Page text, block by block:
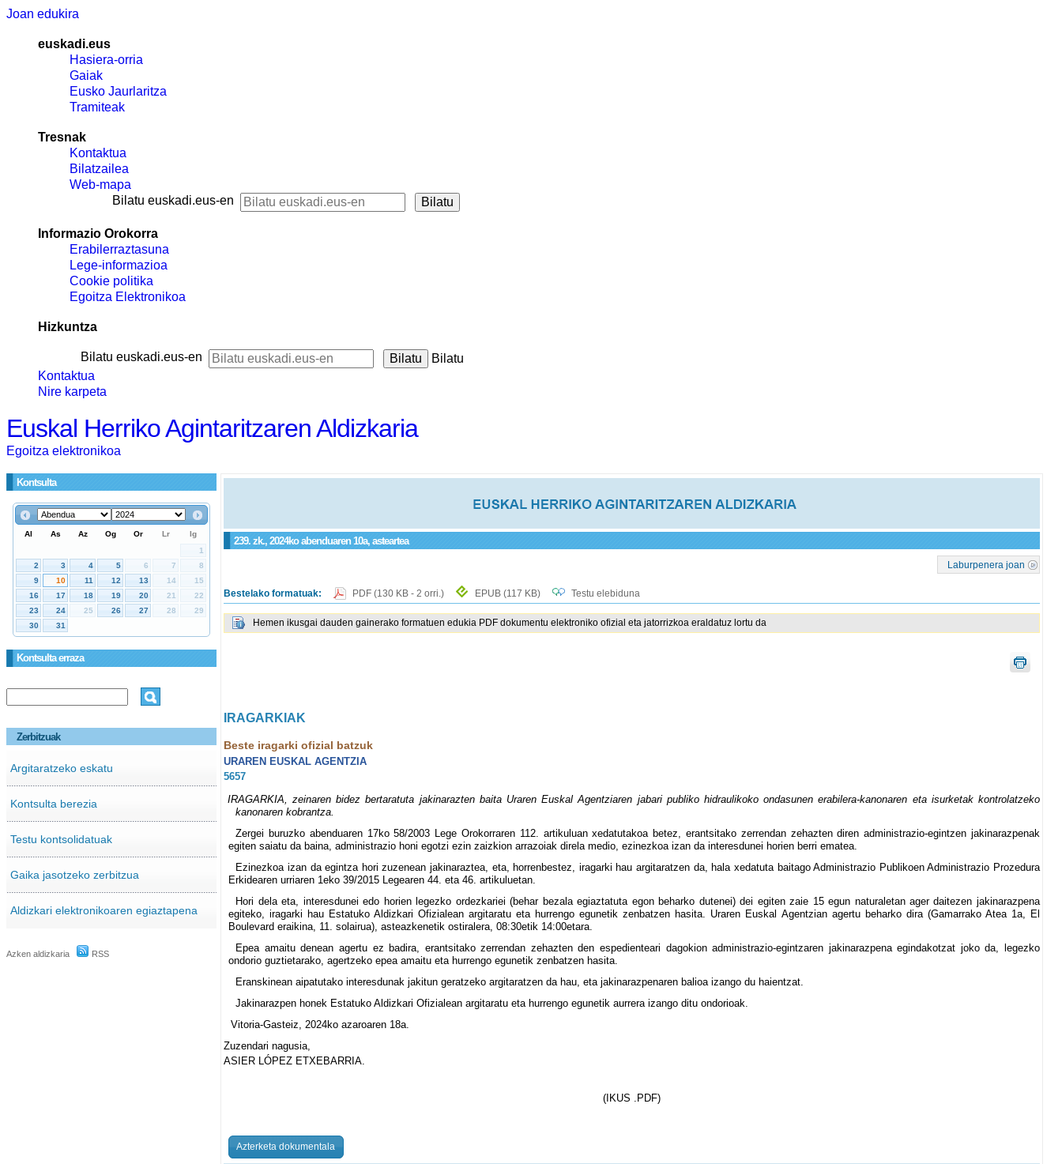
Joan edukira
euskadi.eus
Hasiera-orria
Gaiak
Eusko Jaurlaritza
Tramiteak
Tresnak
Kontaktua
Bilatzailea
Web-mapa
Bilatu euskadi.eus-en
Informazio Orokorra
Erabilerraztasuna
Lege-informazioa
Cookie politika
Egoitza Elektronikoa
Hizkuntza
Bilatu euskadi.eus-en
Bilatu
Kontaktua
Nire karpeta
Euskal Herriko Agintaritzaren Aldizkaria
Egoitza elektronikoa
Kontsulta
Kontsulta erraza
Zerbitzuak
Argitaratzeko eskatu
Kontsulta berezia
Testu kontsolidatuak
Gaika jasotzeko zerbitzua
Aldizkari elektronikoaren egiaztapena
Azken aldizkaria RSS
239. zk., 2024ko abenduaren 10a, asteartea
Laburpenera joan
Bestelako formatuak: PDF (130 KB - 2 orri.) EPUB (117 KB) Testu elebiduna
Hemen ikusgai dauden gainerako formatuen edukia PDF dokumentu elektroniko ofizial eta jatorrizkoa eraldatuz lortu da
IRAGARKIAK
Beste iragarki ofizial batzuk
URAREN EUSKAL AGENTZIA
5657
IRAGARKIA, zeinaren bidez bertaratuta jakinarazten baita Uraren Euskal Agentziaren jabari publiko hidraulikoko ondasunen erabilera-kanonaren eta isurketak kontrolatzeko
kanonaren kobrantza.
Zergei buruzko abenduaren 17ko 58/2003 Lege Orokorraren 112. artikuluan xedatutakoa betez, erantsitako zerrendan zehazten diren administrazio-egintzen jakinarazpenak
egiten saiatu da baina, administrazio honi egotzi ezin zaizkion arrazoiak direla medio, ezinezkoa izan da interesdunei horien berri ematea.
Ezinezkoa izan da egintza hori zuzenean jakinaraztea, eta, horrenbestez, iragarki hau argitaratzen da, hala xedatuta baitago Administrazio Publikoen Administrazio Prozedura
Erkidearen urriaren 1eko 39/2015 Legearen 44. eta 46. artikuluetan.
Hori dela eta, interesdunei edo horien legezko ordezkariei (behar bezala egiaztatuta egon beharko dutenei) dei egiten zaie 15 egun naturaletan ager daitezen jakinarazpena
egiteko, iragarki hau Estatuko Aldizkari Ofizialean argitaratu eta hurrengo egunetik zenbatzen hasita. Uraren Euskal Agentzian agertu beharko dira (Gamarrako Atea 1a, El
Boulevard eraikina, 11. solairua), asteazkenetik ostiralera, 08:30etik 14:00etara.
Epea amaitu denean agertu ez badira, erantsitako zerrendan zehazten den espedienteari dagokion administrazio-egintzaren jakinarazpena egindakotzat joko da, legezko
ondorio guztietarako, agertzeko epea amaitu eta hurrengo egunetik zenbatzen hasita.
Eranskinean aipatutako interesdunak jakitun geratzeko argitaratzen da hau, eta jakinarazpenaren balioa izango du haientzat.
Jakinarazpen honek Estatuko Aldizkari Ofizialean argitaratu eta hurrengo egunetik aurrera izango ditu ondorioak.
Vitoria-Gasteiz, 2024ko azaroaren 18a.
Zuzendari nagusia,
ASIER LÓPEZ ETXEBARRIA.
(IKUS .PDF)
Azterketa dokumentala